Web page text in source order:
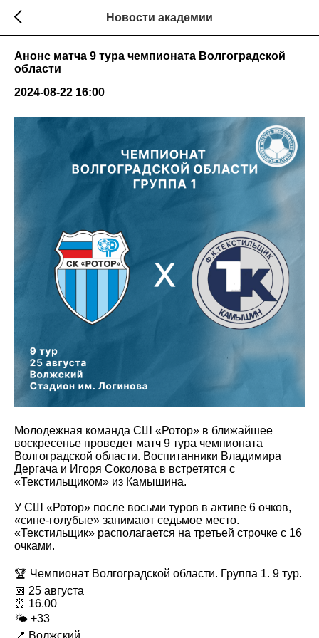
Новости академии
Анонс матча 9 тура чемпионата Волгоградской
области
2024-08-22 16:00
Молодежная команда СШ «Ротор» в ближайшее
воскресенье проведет матч 9 тура чемпионата
Волгоградской области. Воспитанники Владимира
Дергача и Игоря Соколова в встретятся с
«Текстильщиком» из Камышина.
У СШ «Ротор» после восьми туров в активе 6 очков,
«сине-голубые» занимают седьмое место.
«Текстильщик» располагается на третьей строчке с 16
очками.
🏆 Чемпионат Волгоградской области. Группа 1. 9 тур.
📅 25 августа
⏰ 16.00
🌤 +33
📍 Волжский